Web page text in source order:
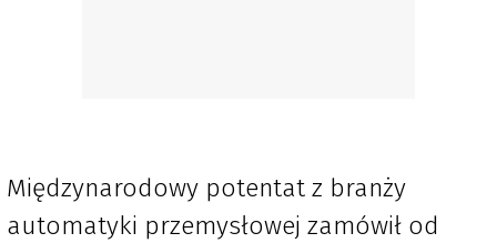
Międzynarodowy potentat z branży
automatyki przemysłowej zamówił od